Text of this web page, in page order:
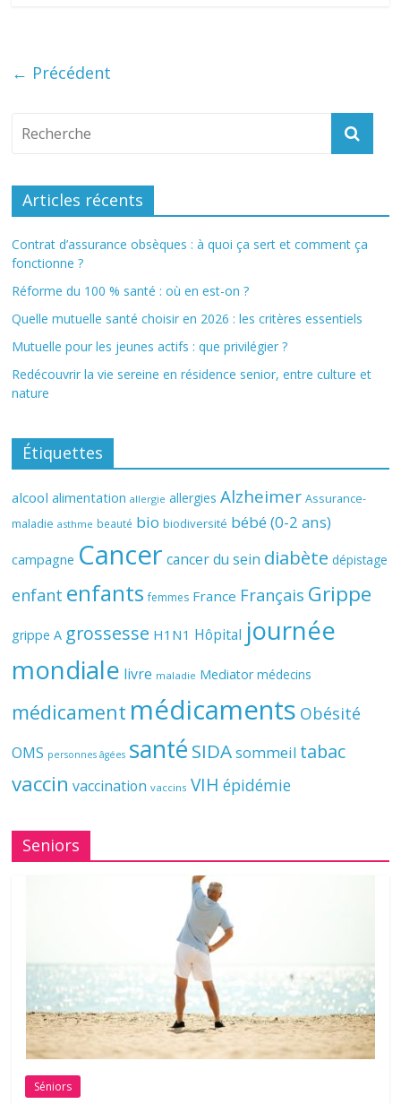
← Précédent
Articles récents
Contrat d’assurance obsèques : à quoi ça sert et comment ça
fonctionne ?
Réforme du 100 % santé : où en est-on ?
Quelle mutuelle santé choisir en 2026 : les critères essentiels
Mutuelle pour les jeunes actifs : que privilégier ?
Redécouvrir la vie sereine en résidence senior, entre culture et
nature
Étiquettes
alcool alimentation allergie allergies Alzheimer Assurance-
maladie asthme beauté bio biodiversité bébé (0-2 ans)
campagne Cancer cancer du sein diabète dépistage
enfant enfants femmes France Français Grippe
grippe A grossesse H1N1 Hôpital journée
mondiale livre maladie Mediator médecins
médicament médicaments Obésité
OMS personnes âgées santé SIDAsommeil tabac
vaccin vaccination vaccins VIH épidémie
Seniors
Séniors